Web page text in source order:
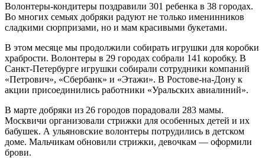
Волонтеры-кондитеры поздравили 301 ребенка в 38 городах.
Во многих семьях добряки радуют не только именинников
сладкими сюрпризами, но и мам красивыми букетами.
В этом месяце мы продолжили собирать игрушки для коробки
храбрости. Волонтеры в 29 городах собрали 141 коробку. В
Санкт-Петербурге игрушки собирали сотрудники компаний
«Петрович», «Сбербанк» и «Этажи». В Ростове-на-Дону к
акции присоединились работники «Уральских авиалиний».
В марте добряки из 26 городов порадовали 283 мамы.
Москвичи организовали стрижки для особенных детей и их
бабушек. А ульяновские волонтеры потрудились в детском
доме. Мальчикам обновили стрижки, девочкам — оформили
брови.